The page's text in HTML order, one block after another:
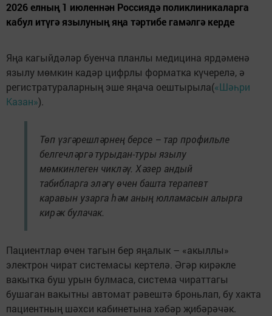
2026 елның 1 июленнән Россиядә поликлиникаларга
кабул итүгә язылуның яңа тәртибе гамәлгә керде
Яңа кагыйдәләр буенча планлы медицина ярдәменә
язылу мөмкин кадәр цифрлы форматка күчерелә, ә
регистратураларның эше яңача оештырыла(«Шәһри
Казан»).
Төп үзгәрешләрнең берсе – тар профильле
белгечләргә турыдан-туры язылу
мөмкинлеген чикләү. Хәзер андый
табибларга эләгү өчен башта терапевт
каравын узарга һәм аның юлламасын алырга
кирәк булачак.
Пациентлар өчен тагын бер яңалык – «акыллы»
электрон чират системасы кертелә. Әгәр кирәкле
вакытка буш урын булмаса, система чираттагы
бушаган вакытны автомат рәвештә броньлап, бу хакта
пациентның шәхси кабинетына хәбәр җибәрәчәк.